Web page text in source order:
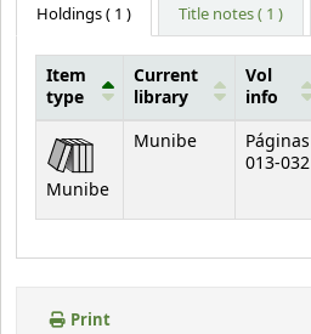
Holdings( 1 ) Title notes ( 1 )
Holdings
Item
type
Current
library
Vol
info
Munibe
Munibe
Páginas
013-032
Print